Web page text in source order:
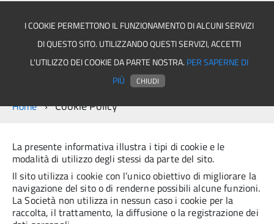
Comune di Quindici
Home Cookie Policy
La presente informativa illustra i tipi di cookie e le
modalità di utilizzo degli stessi da parte del sito.
Il sito utilizza i cookie con l’unico obiettivo di migliorare la
navigazione del sito o di renderne possibili alcune funzioni.
La Società non utilizza in nessun caso i cookie per la
raccolta, il trattamento, la diffusione o la registrazione dei
I COOKIE PERMETTONO IL FUNZIONAMENTO DI ALCUNI SERVIZI
DI QUESTO SITO. UTILIZZANDO QUESTI SERVIZI, ACCETTI
L'UTILIZZO DEI COOKIE DA PARTE NOSTRA. PER SAPERNE DI
PIÙ
CHIUDI